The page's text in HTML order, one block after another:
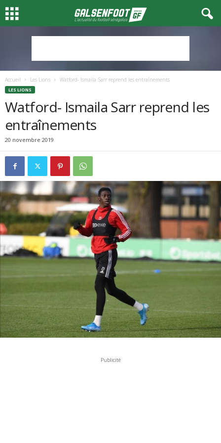
Accueil Les Lions Watford- Ismaila Sarr reprend les entraînements
LES LIONS
Watford- Ismaila Sarr reprend les
entraînements
20 novembre 2019
Publicité